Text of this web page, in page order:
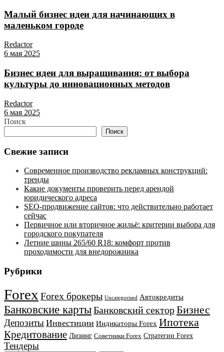
Малый бизнес идеи для начинающих в
маленьком городе
Redactor
6 мая 2025
Бизнес идеи для выращивания: от выбора
культуры до инновационных методов
Redactor
6 мая 2025
Поиск
Поиск
Свежие записи
Современное производство рекламных конструкций:
тренды
Какие документы проверить перед арендой
юридического адреса
SEO-продвижение сайтов: что действительно работает
сейчас
Первичное или вторичное жильё: критерии выбора для
городского покупателя
Летние шины 265/60 R18: комфорт против
проходимости для внедорожника
Рубрики
Forex Forex брокеры Uncategorised Автокредиты
Банковские картыБанковский секторБизнес
Депозиты Инвестиции Индикаторы Forex Ипотека
Кредитование Лизинг Советники Forex Стратегии Forex
Тендеры